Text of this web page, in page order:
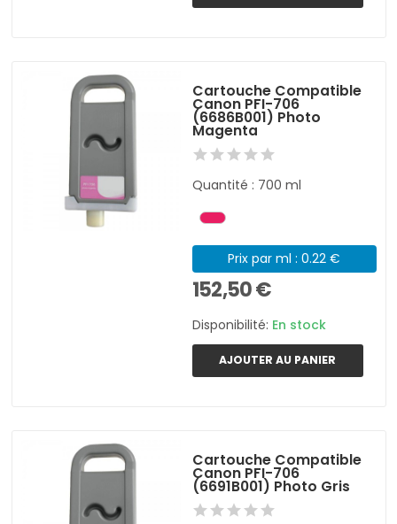
Cartouche Compatible
Canon PFI-706
(6686B001) Photo
Magenta
Quantité : 700 ml
Prix par ml : 0.22 €
152,50 €
Disponibilité: En stock
AJOUTER AU PANIER
Cartouche Compatible
Canon PFI-706
(6691B001) Photo Gris